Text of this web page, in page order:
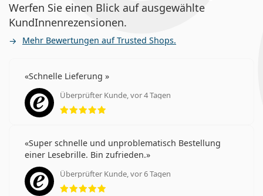
Werfen Sie einen Blick auf ausgewählte
KundInnenrezensionen.
Mehr Bewertungen auf Trusted Shops.
Schnelle Lieferung
Überprüfter Kunde, vor 4 Tagen
Bewertung 5 aus 5
Super schnelle und unproblematisch Bestellung
einer Lesebrille. Bin zufrieden.
Überprüfter Kunde, vor 6 Tagen
Bewertung 5 aus 5